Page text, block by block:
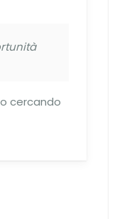
cercando